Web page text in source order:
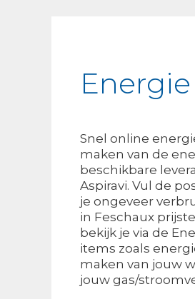
Snel online
maken van de
beschikbare
Aspiravi. Vul de
je ongeveer
in Feschaux
bekijk je via de
items zoals
maken van jouw
jouw gas/